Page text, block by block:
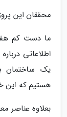
محققان این
ما دست کم
اطلاعاتی
یک ساختمان
هستیم که این
بعلاوه عناصر